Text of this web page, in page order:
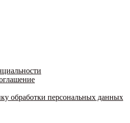
обработки персональных данных